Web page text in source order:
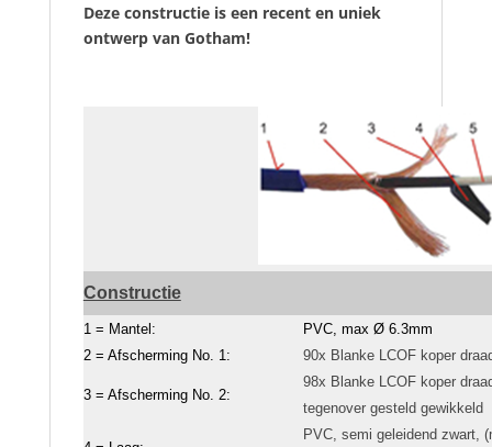
Deze constructie is een recent en uniek
ontwerp van Gotham!
Constructie
1 = Mantel:
PVC, max Ø 6.3mm
2 = Afscherming No. 1:
90x Blanke LCOF koper
3 = Afscherming No. 2:
98x Blanke LCOF koper
tegenover gesteld gewikkeld
PVC, semi geleidend zwart,